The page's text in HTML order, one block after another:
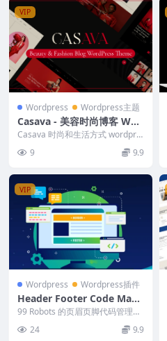
VIP
Wordpress Wordpress主题
Casava - 美容时尚博客 Wor
dPress 主题 1.0.1
Casava 时尚和生活方式 wordpre
ss 博客主题专为热爱时尚、生活
方式...
9 9.9
VIP
Wordpress Wordpress插件
Header Footer Code Mana
ger Pro v1.0.20 (Activate
d)
99 Robots 的页眉页脚代码管理器
是一个简单的界面，可以将代码片
段添加到页...
24 9.9